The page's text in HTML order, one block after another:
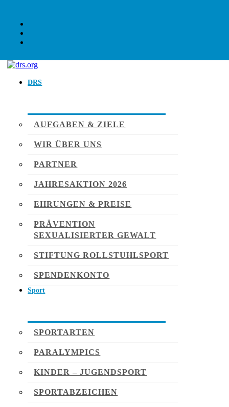
DRS
AUFGABEN & ZIELE
WIR ÜBER UNS
PARTNER
JAHRESAKTION 2026
EHRUNGEN & PREISE
PRÄVENTION
SEXUALISIERTER GEWALT
STIFTUNG ROLLSTUHLSPORT
SPENDENKONTO
Sport
SPORTARTEN
PARALYMPICS
KINDER – JUGENDSPORT
SPORTABZEICHEN